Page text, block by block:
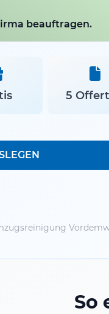
beauftragen.
5
So